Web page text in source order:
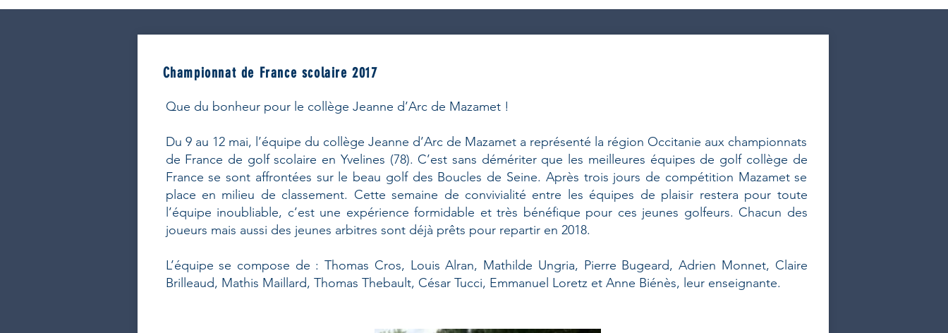
Championnat de France scolaire 2017
Que du bonheur pour le collège Jeanne d’Arc de Mazamet !
Du 9 au 12 mai, l’équipe du collège Jeanne d’Arc de Mazamet a représenté la région Occitanie aux championnats
de France de golf scolaire en Yvelines (78). C’est sans démériter que les meilleures équipes de golf collège de
France se sont affrontées sur le beau golf des Boucles de Seine. Après trois jours de compétition Mazamet se
place en milieu de classement. Cette semaine de convivialité entre les équipes de plaisir restera pour toute
l’équipe inoubliable, c’est une expérience formidable et très bénéfique pour ces jeunes golfeurs. Chacun des
joueurs mais aussi des jeunes arbitres sont déjà prêts pour repartir en 2018.
L’équipe se compose de : Thomas Cros, Louis Alran, Mathilde Ungria, Pierre Bugeard, Adrien Monnet, Claire
Brilleaud, Mathis Maillard, Thomas Thebault, César Tucci, Emmanuel Loretz et Anne Biénès, leur enseignante.